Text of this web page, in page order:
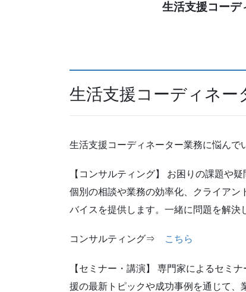
生活支援コー
生活支援コーディネー
生活支援コーディネーター業務に悩んで
【コンサルティング】 お困りの課題や
個別の相談や業務の効率化、クライアン
バイスを提供します。一緒に問題を解決
コンサルティング⇒ こちら
【セミナー・講演】 専門家によるセミ
援の最新トピックや成功事例を通じて、